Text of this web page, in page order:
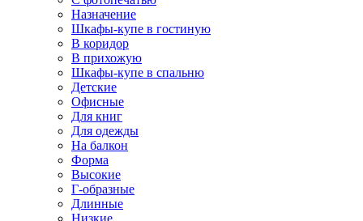
Назначение
Шкафы-купе в гостиную
В коридор
В прихожую
Шкафы-купе в спальню
Детские
Офисные
Для книг
Для одежды
На балкон
Форма
Высокие
Г-образные
Длинные
Низкие